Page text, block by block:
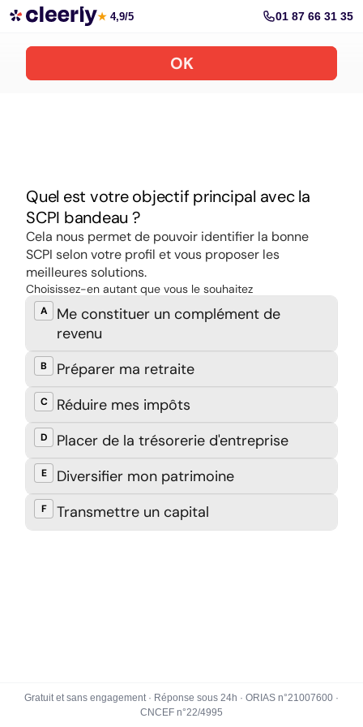
Souscrire aux meilleures SCPI en ligne
★ 4,9/5 01 87 66 31 35
Gratuit et sans engagement · Réponse sous 24h · ORIAS n°21007600 ·
CNCEF n°22/4995